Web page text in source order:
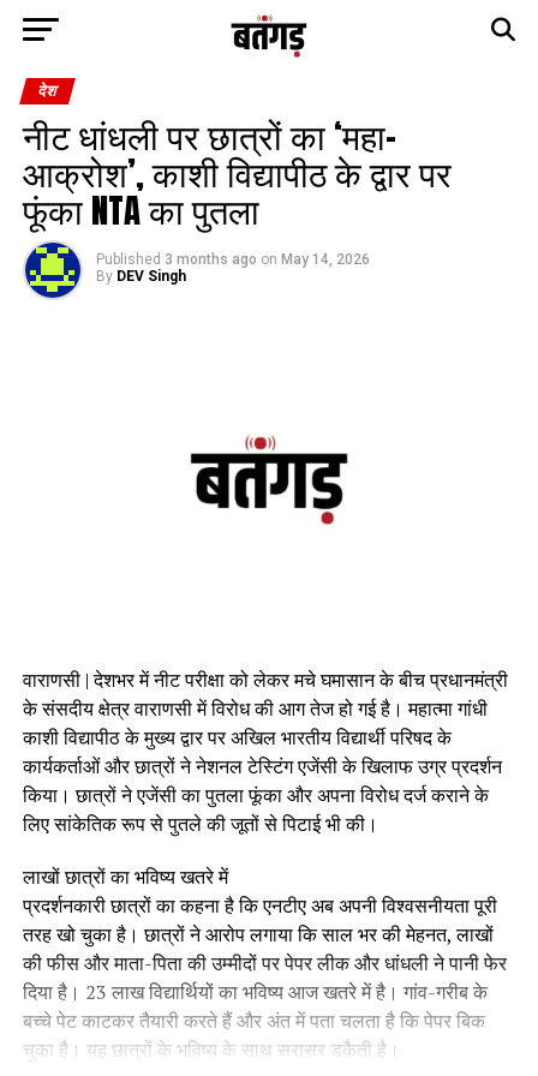
देश
नीट धांधली पर छात्रों का ‘महा-
आक्रोश’, काशी विद्यापीठ के द्वार पर
फूंका NTA का पुतला
Published 3 months ago on May 14, 2026
By DEV Singh
वाराणसी | देशभर में नीट परीक्षा को लेकर मचे घमासान के बीच प्रधानमंत्री
के संसदीय क्षेत्र वाराणसी में विरोध की आग तेज हो गई है। महात्मा गांधी
काशी विद्यापीठ के मुख्य द्वार पर अखिल भारतीय विद्यार्थी परिषद के
कार्यकर्ताओं और छात्रों ने नेशनल टेस्टिंग एजेंसी के खिलाफ उग्र प्रदर्शन
किया। छात्रों ने एजेंसी का पुतला फूंका और अपना विरोध दर्ज कराने के
लिए सांकेतिक रूप से पुतले की जूतों से पिटाई भी की।
लाखों छात्रों का भविष्य खतरे में
प्रदर्शनकारी छात्रों का कहना है कि एनटीए अब अपनी विश्वसनीयता पूरी
तरह खो चुका है। छात्रों ने आरोप लगाया कि साल भर की मेहनत, लाखों
की फीस और माता-पिता की उम्मीदों पर पेपर लीक और धांधली ने पानी फेर
दिया है। 23 लाख विद्यार्थियों का भविष्य आज खतरे में है। गांव-गरीब के
बच्चे पेट काटकर तैयारी करते हैं और अंत में पता चलता है कि पेपर बिक
चुका है। यह छात्रों के भविष्य के साथ सरासर डकैती है।